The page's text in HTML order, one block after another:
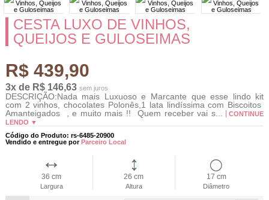
CESTA LUXO DE VINHOS,
QUEIJOS E GULOSEIMAS
R$ 439,90
3x de R$ 146,63 sem juros
DESCRIÇÃO:Nada mais Luxuoso e Marcante que esse lindo kit
com 2 vinhos, chocolates Polonês,1 lata lindíssima com Biscoitos
Amanteigados , e muito mais !! Quem receber vai s... CONTINUE
LENDO ▼
Código do Produto: rs-6485-20900
Vendido e entregue porParceiro Local
36 cm
Largura
26 cm
Altura
17 cm
Diâmetro